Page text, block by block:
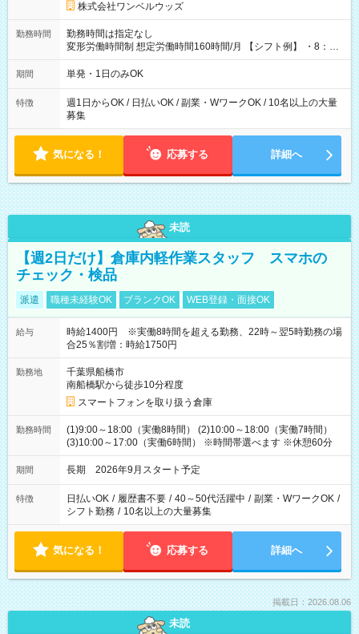
株式会社ワンベルウッズ
勤務時間
勤務時間は指定なし
変形労働時間制 想定労働時間160時間/月 【シフト例】 ・8：00
～21：00
期間 単発・1日のみOK
特徴
週1日からOK / 日払いOK / 副業・WワークOK / 10名以上の大量
募集
気になる！ 応募する 詳細へ
未読
【週2日だけ】倉庫内軽作業スタッフ スマホの
チェック・検品
派遣 職種未経験OK ブランクOK WEB登録・面接OK
給与
時給1400円 ※実働8時間を超える勤務、22時～翌5時勤務の場
合25％割増：時給1750円
勤務地
千葉県船橋市
南船橋駅から徒歩10分程度
スマートフォンを取り扱う倉庫
勤務時間
(1)9:00～18:00（実働8時間） (2)10:00～18:00（実働7時間）
(3)10:00～17:00（実働6時間） ※時間帯選べます ※休憩60分
期間 長期 2026年9月スタート予定
特徴 日払いOK / 履歴書不要 / 40～50代活躍中 / 副業・WワークOK /
シフト勤務 / 10名以上の大量募集
気になる！ 応募する 詳細へ
掲載日：2026.08.06
未読